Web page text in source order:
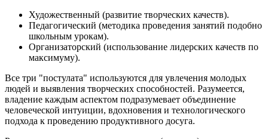
Художественный (развитие творческих качеств).
Педагогический (методика проведения занятий подобно
школьным урокам).
Организаторский (использование лидерских качеств по
максимуму).
Все три "постулата" используются для увлечения молодых
людей и выявления творческих способностей. Разумеется,
владение каждым аспектом подразумевает объединение
человеческой интуиции, вдохновения и технологического
подхода к проведению продуктивного досуга.